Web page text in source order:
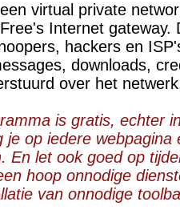
virtual private
Internet gateway.
hackers en
downloads,
over het
is gratis, echter
je op iedere webpagina
En let ook goed op
hoop onnodige
van onnodige